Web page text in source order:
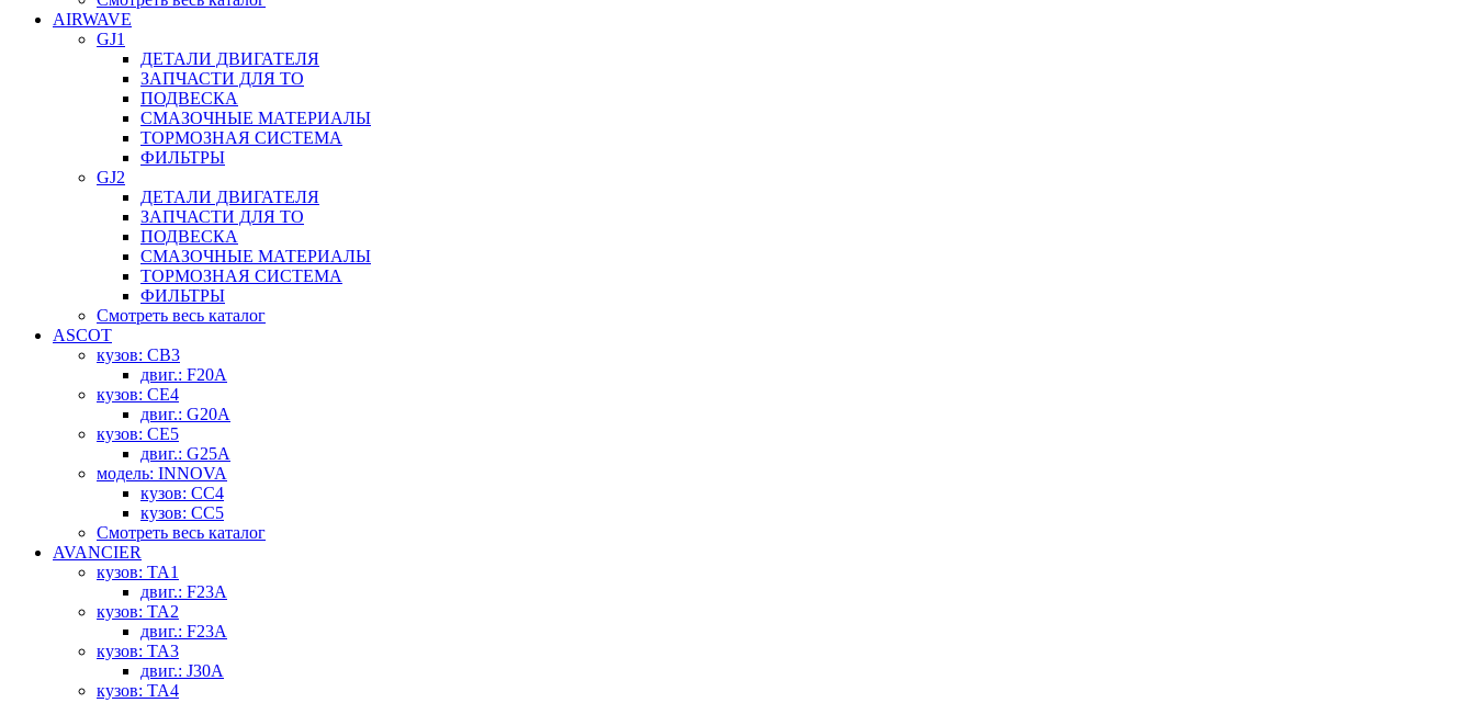
AIRWAVE
GJ1
ДЕТАЛИ ДВИГАТЕЛЯ
ЗАПЧАСТИ ДЛЯ ТО
ПОДВЕСКА
СМАЗОЧНЫЕ МАТЕРИАЛЫ
ТОРМОЗНАЯ СИСТЕМА
ФИЛЬТРЫ
GJ2
ДЕТАЛИ ДВИГАТЕЛЯ
ЗАПЧАСТИ ДЛЯ ТО
ПОДВЕСКА
СМАЗОЧНЫЕ МАТЕРИАЛЫ
ТОРМОЗНАЯ СИСТЕМА
ФИЛЬТРЫ
Смотреть весь каталог
ASCOT
кузов: CB3
двиг.: F20A
кузов: CE4
двиг.: G20A
кузов: CE5
двиг.: G25A
модель: INNOVA
кузов: CC4
кузов: CC5
Смотреть весь каталог
AVANCIER
кузов: TA1
двиг.: F23A
кузов: TA2
двиг.: F23A
кузов: TA3
двиг.: J30A
кузов: TA4